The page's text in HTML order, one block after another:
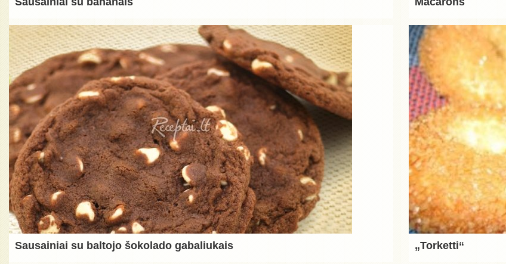
Sausainiai su baltojo šokolado gabaliukais „Torketti“